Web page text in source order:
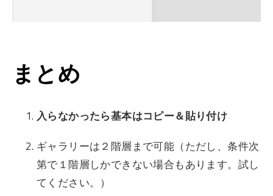
まとめ
入らなかったら基本はコピー＆貼り付け
ギャラリーは２階層まで可能（ただし、条件次
第で１階層しかできない場合もあります。試し
てください。）